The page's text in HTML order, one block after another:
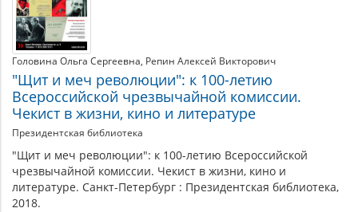
Головина Ольга Сергеевна Репин Алексей Викторович
"Щит и меч революции": к 100-летию
Всероссийской чрезвычайной комиссии.
Чекист в жизни, кино и литературе
Президентская библиотека
"Щит и меч революции": к 100-летию Всероссийской
чрезвычайной комиссии. Чекист в жизни, кино и
литературе. Санкт-Петербург : Президентская библиотека,
2018.